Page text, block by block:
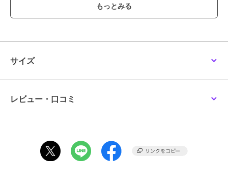
ベルクロ、踵箇所にはキラキラとしたグリッターが施され、遊び心を
感じさせつつも洗練された印象を与え、きれいめなスタイルにも合わ
【サイズ感】
普段23.5cmを履いているスタッフでMサイズでジャストでした。
す。2000年3月にロサンゼルスに第1号店を出店、2008年に日本上陸
期間限定セール開催中
サイズ
レビュー・口コミ